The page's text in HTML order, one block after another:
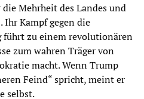
Mehrheit des Landes und
Ihr Kampf gegen die
führt zu einem revolutionären
zum wahren Träger von
macht. Wenn Trump
Feind“ spricht, meint er
selbst.